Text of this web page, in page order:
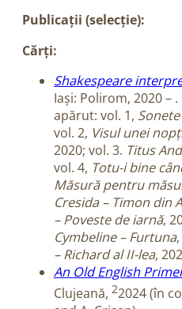
Publicații (selecție):
Cărți:
Shakespeare
Iași: Polirom, 2020 –
apărut: vol. 1,
vol. 2, Visul unei
2020; vol. 3. Titus
vol. 4, Totu-i bine
Măsură pentru
Cresida – Timon din
– Poveste de iarnă,
Cymbeline – Furtuna
– Richard al II-lea,
An Old English
Clujeană, 22024 (în